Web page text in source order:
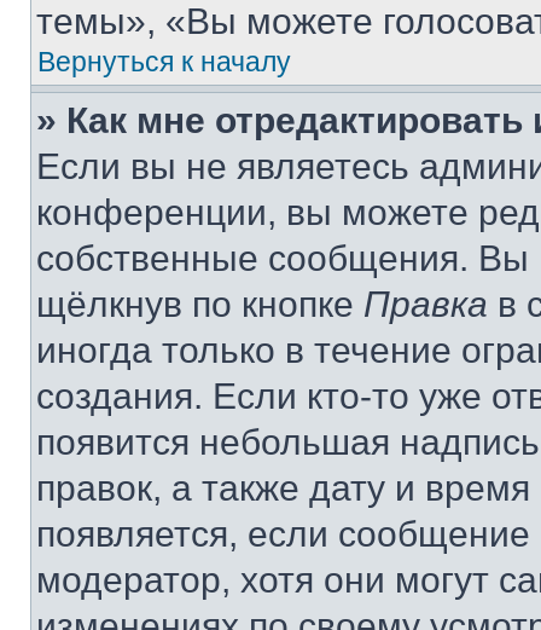
темы», «Вы можете
Вернуться к началу
» Как мне
Если вы не являетесь
конференции, вы можете
собственные сообщения. Вы
щёлкнув по кнопке Правка в
иногда только в течение
создания. Если кто-то уже
появится небольшая
правок, а также дату и
появляется, если
модератор, хотя они могут